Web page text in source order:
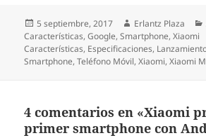
Publicado
el
5 septiembre, 2017 Autor
Erlantz Plaza
Características,Google,Smartphone,Xiaomi
Características, Especificaciones,
Smartphone,Teléfono Móvil,Xiaomi,Xiaomi
4 comentarios en «Xiaomi
primer smartphone con